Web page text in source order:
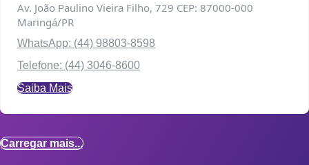
Av. João Paulino Vieira Filho, 729 CEP: 87000-000
Maringá/PR
WhatsApp: (44) 98803-8598
Telefone: (44) 3046-8600
Saiba Mais
Carregar mais...